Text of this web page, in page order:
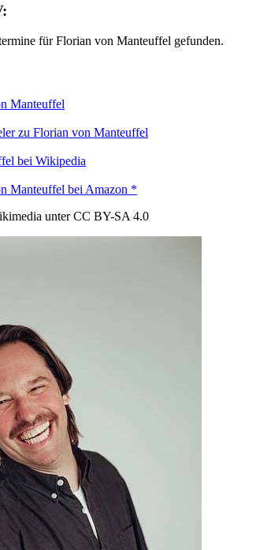
für Florian von Manteuffel gefunden.
Manteuffel
zu Florian von Manteuffel
bei Wikipedia
Manteuffel bei Amazon *
unter CC BY-SA 4.0